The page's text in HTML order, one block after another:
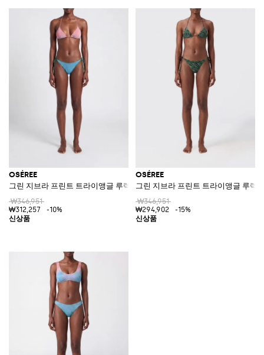
OSÉREE
그린 지브라 프린트 트라이앵글 루렉스 비키니
₩346,951
₩312,257
-10%
OSÉREE
그린 지브라 프린트 트라이앵글 루렉
₩346,951
₩294,902
-15%